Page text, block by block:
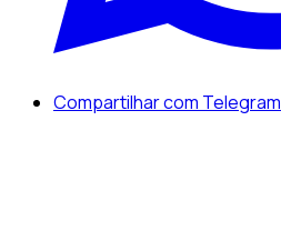
Compartilhar com Telegram